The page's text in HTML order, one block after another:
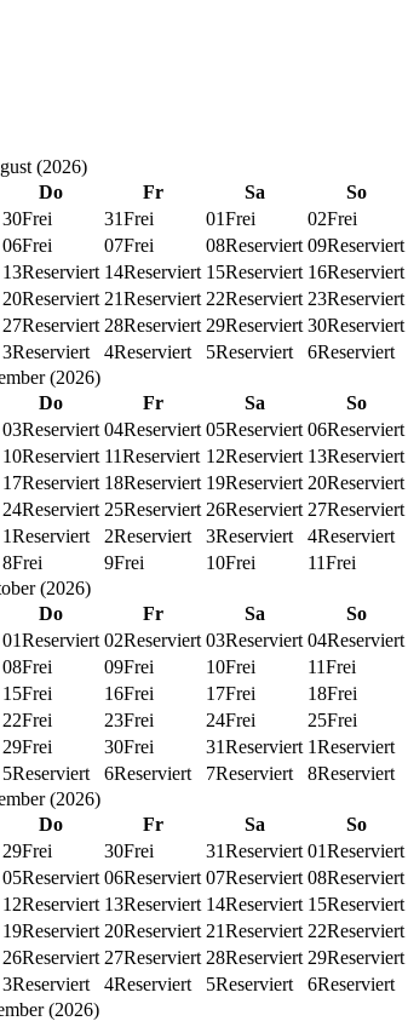
(2026)
Do Fr Sa
So
30Frei 31Frei 01Frei 02Frei
06Frei 07Frei 08Reserviert 09Reserviert
13Reserviert 14Reserviert 15Reserviert 16Reserviert
20Reserviert 21Reserviert 22Reserviert 23Reserviert
27Reserviert 28Reserviert 29Reserviert 30Reserviert
3Reserviert 4Reserviert 5Reserviert 6Reserviert
(2026)
Do Fr Sa
So
03Reserviert 04Reserviert 05Reserviert 06Reserviert
10Reserviert 11Reserviert 12Reserviert 13Reserviert
17Reserviert 18Reserviert 19Reserviert 20Reserviert
24Reserviert 25Reserviert 26Reserviert 27Reserviert
1Reserviert 2Reserviert 3Reserviert 4Reserviert
8Frei 9Frei 10Frei 11Frei
(2026)
Do Fr Sa
So
01Reserviert 02Reserviert 03Reserviert 04Reserviert
08Frei 09Frei 10Frei 11Frei
15Frei 16Frei 17Frei 18Frei
22Frei 23Frei 24Frei 25Frei
29Frei 30Frei 31Reserviert 1Reserviert
5Reserviert 6Reserviert 7Reserviert 8Reserviert
(2026)
Do Fr Sa
So
29Frei 30Frei 31Reserviert 01Reserviert
05Reserviert 06Reserviert 07Reserviert 08Reserviert
12Reserviert 13Reserviert 14Reserviert 15Reserviert
19Reserviert 20Reserviert 21Reserviert 22Reserviert
26Reserviert 27Reserviert 28Reserviert 29Reserviert
3Reserviert 4Reserviert 5Reserviert 6Reserviert
(2026)